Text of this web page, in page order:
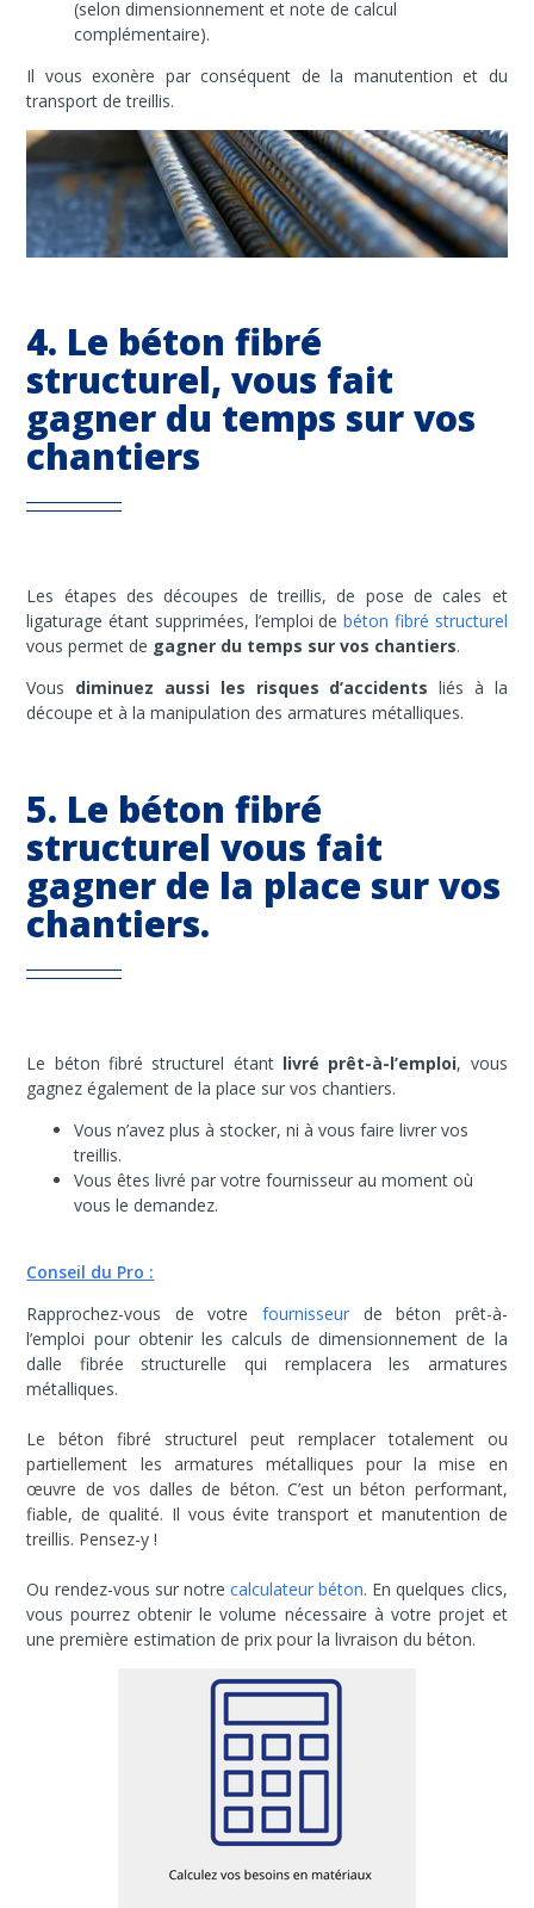
(selon dimensionnement et note de calcul
complémentaire).
Il vous exonère par conséquent de la manutention et du
transport de treillis.
4. Le béton fibré
structurel, vous fait
gagner du temps sur vos
chantiers
Les étapes des découpes de treillis, de pose de cales et
ligaturage étant supprimées, l’emploi debéton fibré structurel
vous permet de gagner du temps sur vos chantiers.
Vous diminuez aussi les risques d’accidents liés à la
découpe et à la manipulation des armatures métalliques.
5. Le béton fibré
structurel vous fait
gagner de la place sur vos
chantiers.
Le béton fibré structurel étantlivré prêt-à-l’emploi, vous
gagnez également de la place sur vos chantiers.
Vous n’avez plus à stocker, ni à vous faire livrer vos
treillis.
Vous êtes livré par votre fournisseur au moment où
vous le demandez.
Conseil du Pro :
Rapprochez-vous de votre
fournisseur
de béton prêt-à-
l’emploi pour obtenir les calculs de dimensionnement de la
dalle fibrée structurelle qui remplacera les armatures
métalliques.
Le béton fibré structurel peut remplacer totalement ou
partiellement les armatures métalliques pour la mise en
œuvre de vos dalles de béton. C’est un béton performant,
fiable, de qualité. Il vous évite transport et manutention de
treillis. Pensez-y !
Ou rendez-vous sur notrecalculateur béton. En quelques clics,
vous pourrez obtenir le volume nécessaire à votre projet et
une première estimation de prix pour la livraison du béton.